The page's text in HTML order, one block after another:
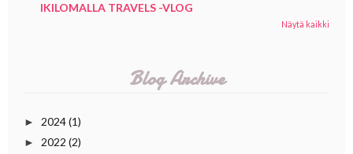
IKILOMALLA TRAVELS -VLOG
Näytä kaikki
Blog Archive
► 2024(1)
► 2022 (2)